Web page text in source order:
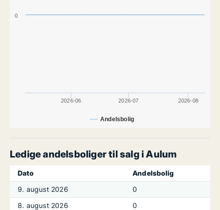
Andelsbolig
2026-06 2026-07 2026-08
0
Ledige andelsboliger til salg i Aulum
Dato
Andelsbolig
9. august 2026
0
8. august 2026
0